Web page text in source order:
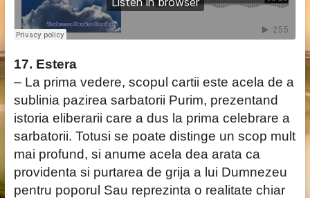
17. Estera
– La prima vedere, scopul cartii este acela de a
sublinia pazirea sarbatorii Purim, prezentand
istoria eliberarii care a dus la prima celebrare a
sarbatorii. Totusi se poate distinge un scop mult
mai profund, si anume acela dea arata ca
providenta si purtarea de grija a lui Dumnezeu
pentru poporul Sau reprezinta o realitate chiar